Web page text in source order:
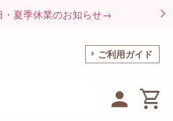
・夏季休業のお知らせ→
ご利用ガイド